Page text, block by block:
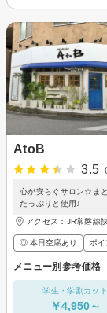
AtoB
3.5
心が安らぐサロン☆ま
たっぷりと使用♪
アクセス：JR常磐線
◎ 本日空席あり ポ
メニュー別参考価格
学生・学割カット
￥4,950～